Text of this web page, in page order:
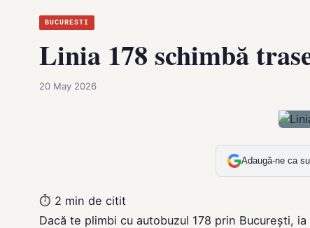
BUCURESTI
Linia 178 schimbă
20 May 2026
Adaugă-ne ca
⏱ 2 min de citit
Dacă te plimbi cu autobuzul 178 prin București,